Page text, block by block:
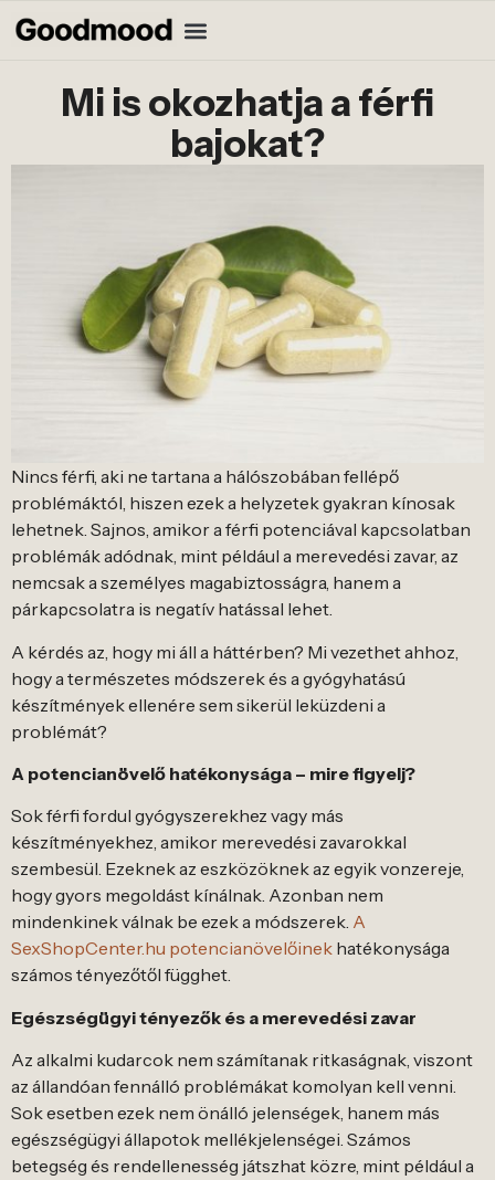
Mi is okozhatja a férfi
bajokat?
Nincs férfi, aki ne tartana a hálószobában fellépő
problémáktól, hiszen ezek a helyzetek gyakran kínosak
lehetnek. Sajnos, amikor a férfi potenciával kapcsolatban
problémák adódnak, mint például a merevedési zavar, az
nemcsak a személyes magabiztosságra, hanem a
párkapcsolatra is negatív hatással lehet.
A kérdés az, hogy mi áll a háttérben? Mi vezethet ahhoz,
hogy a természetes módszerek és a gyógyhatású
készítmények ellenére sem sikerül leküzdeni a
problémát?
A potencianövelő hatékonysága – mire figyelj?
Sok férfi fordul gyógyszerekhez vagy más
készítményekhez, amikor merevedési zavarokkal
szembesül. Ezeknek az eszközöknek az egyik vonzereje,
hogy gyors megoldást kínálnak. Azonban nem
mindenkinek válnak be ezek a módszerek. A
SexShopCenter.hu potencianövelőinek hatékonysága
számos tényezőtől függhet.
Egészségügyi tényezők és a merevedési zavar
Az alkalmi kudarcok nem számítanak ritkaságnak, viszont
az állandóan fennálló problémákat komolyan kell venni.
Sok esetben ezek nem önálló jelenségek, hanem más
egészségügyi állapotok mellékjelenségei. Számos
betegség és rendellenesség játszhat közre, mint például a